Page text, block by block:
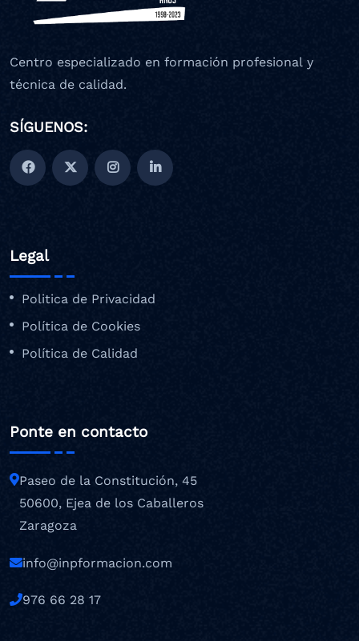
Centro especializado en formación profesional y
técnica de calidad.
SÍGUENOS:
Legal
Politica de Privacidad
Política de Cookies
Política de Calidad
Ponte en contacto
Paseo de la Constitución, 45
50600, Ejea de los Caballeros
Zaragoza
info@inpformacion.com
976 66 28 17